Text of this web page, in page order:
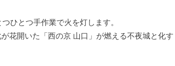
ひとつ手作業で火を灯します。
花開いた「西の京 山口」が燃える不夜城と化す